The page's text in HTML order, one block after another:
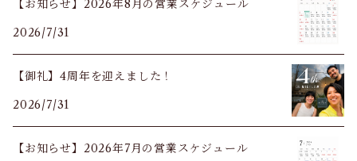
【お知らせ】2026年8月の営業スケジュール
2026/7/31
【御礼】4周年を迎えました！
2026/7/31
【お知らせ】2026年7月の営業スケジュール